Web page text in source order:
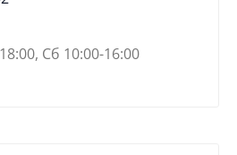
Сб 10:00-16:00